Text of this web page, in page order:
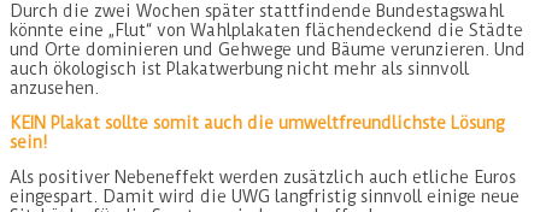
Durch die zwei Wochen später stattfindende Bundestagswahl
könnte eine „Flut“ von Wahlplakaten flächendeckend die Städte
und Orte dominieren und Gehwege und Bäume verunzieren. Und
auch ökologisch ist Plakatwerbung nicht mehr als sinnvoll
anzusehen.
KEIN Plakat sollte somit auch die umweltfreundlichste Lösung
sein!
Als positiver Nebeneffekt werden zusätzlich auch etliche Euros
eingespart. Damit wird die UWG langfristig sinnvoll einige neue